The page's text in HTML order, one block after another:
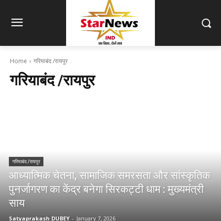
Home गरियाबंद /रायपुर
गरियाबंद /रायपुर
गरियाबंद /रायपुर
आध्यात्मिक चेतना, सामाजिक समरसता और सांस्कृतिक
पुनर्जागरण का केंद्र बनेगा सिरकट्टी धाम : मुख्यमंत्री
साय
Satyaprakash DUBEY - January 7, 2026